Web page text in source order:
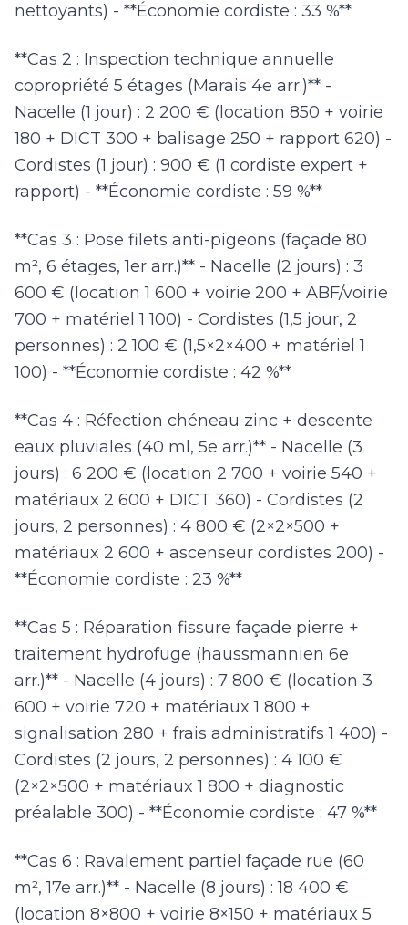
nettoyants) - **Économie cordiste : 33 %**
**Cas 2 : Inspection technique annuelle
copropriété 5 étages (Marais 4e arr.)** -
Nacelle (1 jour) : 2 200 € (location 850 + voirie
180 + DICT 300 + balisage 250 + rapport 620) -
Cordistes (1 jour) : 900 € (1 cordiste expert +
rapport) - **Économie cordiste : 59 %**
**Cas 3 : Pose filets anti-pigeons (façade 80
m², 6 étages, 1er arr.)** - Nacelle (2 jours) : 3
600 € (location 1 600 + voirie 200 + ABF/voirie
700 + matériel 1 100) - Cordistes (1,5 jour, 2
personnes) : 2 100 € (1,5×2×400 + matériel 1
100) - **Économie cordiste : 42 %**
**Cas 4 : Réfection chéneau zinc + descente
eaux pluviales (40 ml, 5e arr.)** - Nacelle (3
jours) : 6 200 € (location 2 700 + voirie 540 +
matériaux 2 600 + DICT 360) - Cordistes (2
jours, 2 personnes) : 4 800 € (2×2×500 +
matériaux 2 600 + ascenseur cordistes 200) -
**Économie cordiste : 23 %**
**Cas 5 : Réparation fissure façade pierre +
traitement hydrofuge (haussmannien 6e
arr.)** - Nacelle (4 jours) : 7 800 € (location 3
600 + voirie 720 + matériaux 1 800 +
signalisation 280 + frais administratifs 1 400) -
Cordistes (2 jours, 2 personnes) : 4 100 €
(2×2×500 + matériaux 1 800 + diagnostic
préalable 300) - **Économie cordiste : 47 %**
**Cas 6 : Ravalement partiel façade rue (60
m², 17e arr.)** - Nacelle (8 jours) : 18 400 €
(location 8×800 + voirie 8×150 + matériaux 5